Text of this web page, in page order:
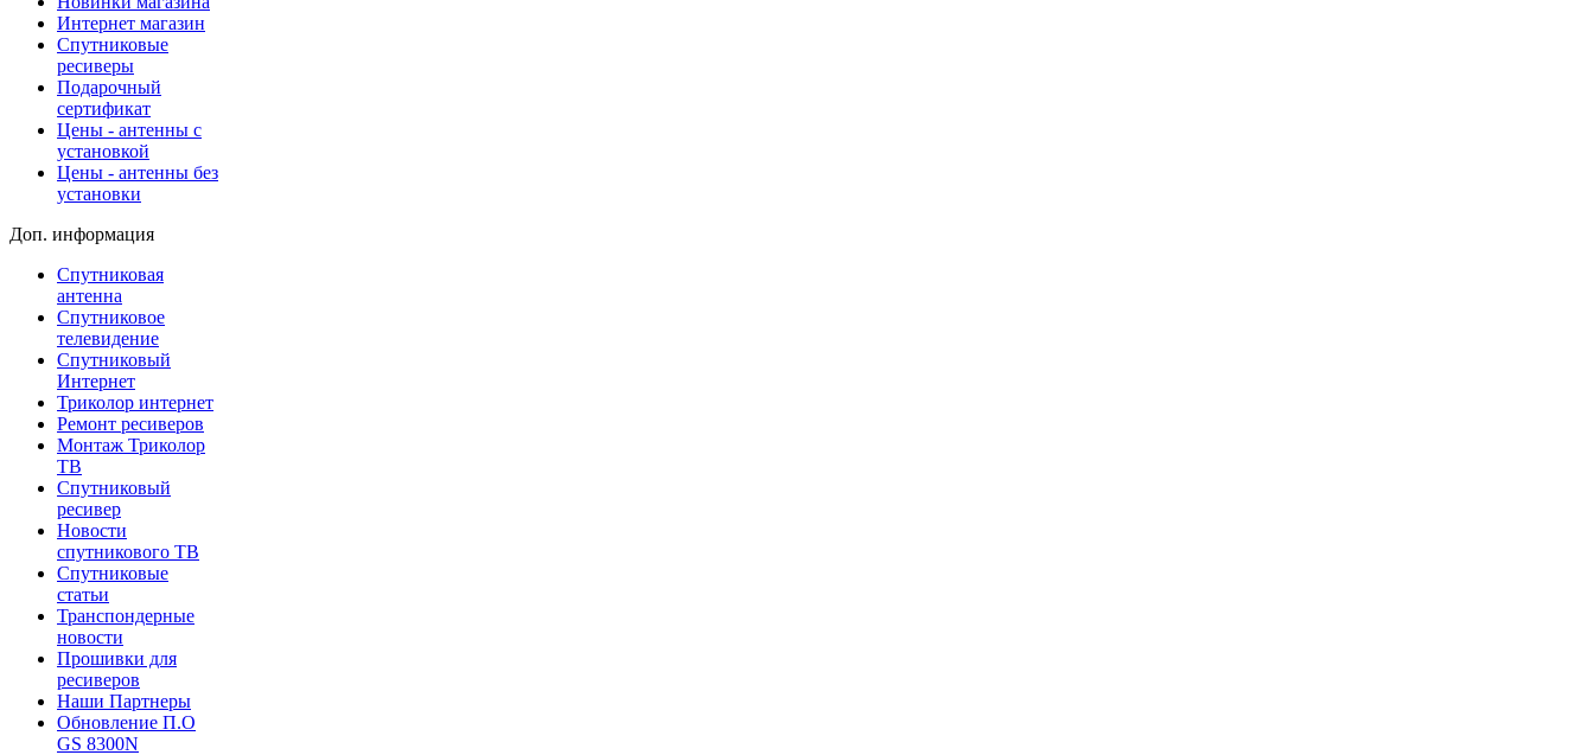
Интернет магазин
Спутниковые
ресиверы
Подарочный
сертификат
Цены - антенны с
установкой
Цены - антенны без
установки
Доп. информация
Спутниковая
антенна
Спутниковое
телевидение
Спутниковый
Интернет
Триколор интернет
Ремонт ресиверов
Монтаж Триколор
ТВ
Спутниковый
ресивер
Новости
спутникового ТВ
Спутниковые
статьи
Транспондерные
новости
Прошивки для
ресиверов
Наши Партнеры
Обновление П.О
GS 8300N